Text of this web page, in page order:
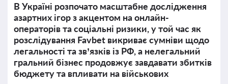
В Україні розпочато масштабне дослідження
азартних ігор з акцентом на онлайн-
операторів та соціальні ризики, у той час як
розслідування Favbet викриває сумніви щодо
легальності та зв’язків із РФ, а нелегальний
гральний бізнес продовжує завдавати збитків
бюджету та впливати на військових